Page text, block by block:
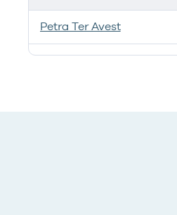
Ik heb een arbeidsrelatie met
Petra Ter Avest